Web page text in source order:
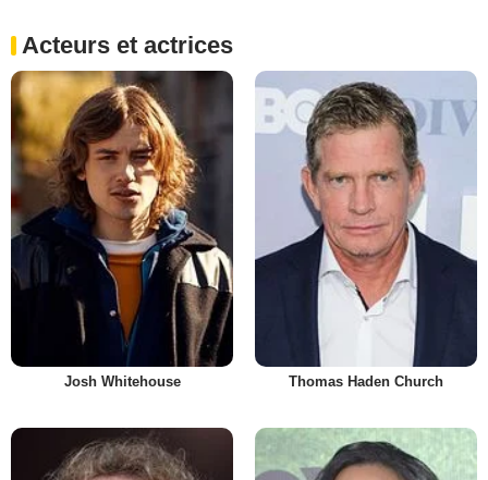
Acteurs et actrices
Josh Whitehouse Thomas Haden Church